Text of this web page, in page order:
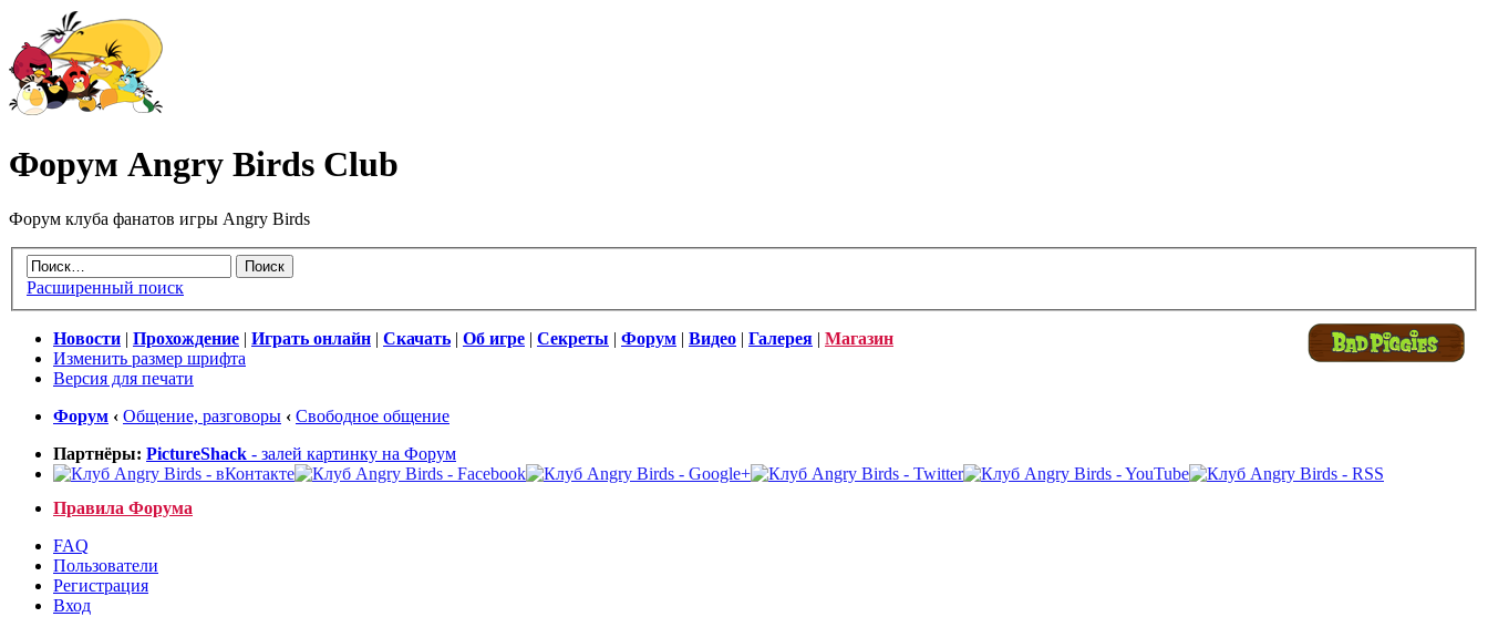
Форум Angry Birds Club
Форум клуба фанатов игры Angry Birds
Расширенный поиск
Новости Прохождение Играть онлайн Скачать Об игре Секреты Форум Видео Галерея
Магазин
Изменить размер шрифта
Версия для печати
Форум ‹ Общение, разговоры ‹ Свободное общение
Партнёры: PictureShack - залей картинку на Форум
Правила Форума
FAQ
Пользователи
Регистрация
Вход